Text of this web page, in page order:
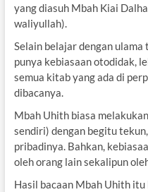
yang diasuh Mbah Kiai
waliyullah).
Selain belajar dengan
punya kebiasaan otodidak,
semua kitab yang ada di
dibacanya.
Mbah Uhith biasa melakukan
sendiri) dengan begitu
pribadinya. Bahkan,
oleh orang lain sekalipun
Hasil bacaan Mbah Uhith